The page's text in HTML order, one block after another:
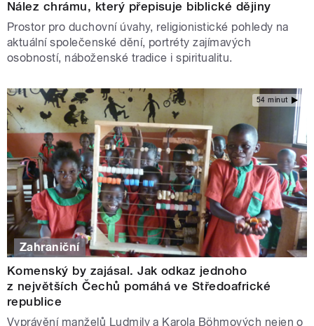
Nález chrámu, který přepisuje biblické dějiny
Prostor pro duchovní úvahy, religionistické pohledy na
aktuální společenské dění, portréty zajímavých
osobností, náboženské tradice i spiritualitu.
54 minut
Zahraniční
Komenský by zajásal. Jak odkaz jednoho
z největších Čechů pomáhá ve Středoafrické
republice
Vyprávění manželů Ludmily a Karola Böhmových nejen o